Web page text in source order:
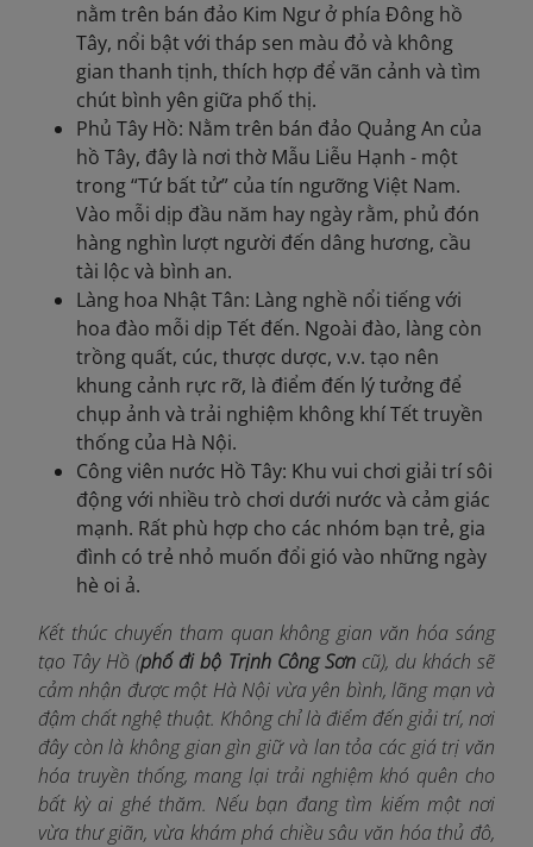
nằm trên bán đảo Kim Ngư ở phía Đông hồ
Tây, nổi bật với tháp sen màu đỏ và không
gian thanh tịnh, thích hợp để vãn cảnh và tìm
chút bình yên giữa phố thị.
Phủ Tây Hồ: Nằm trên bán đảo Quảng An của
hồ Tây, đây là nơi thờ Mẫu Liễu Hạnh - một
trong “Tứ bất tử” của tín ngưỡng Việt Nam.
Vào mỗi dịp đầu năm hay ngày rằm, phủ đón
hàng nghìn lượt người đến dâng hương, cầu
tài lộc và bình an.
Làng hoa Nhật Tân: Làng nghề nổi tiếng với
hoa đào mỗi dịp Tết đến. Ngoài đào, làng còn
trồng quất, cúc, thược dược, v.v. tạo nên
khung cảnh rực rỡ, là điểm đến lý tưởng để
chụp ảnh và trải nghiệm không khí Tết truyền
thống của Hà Nội.
Công viên nước Hồ Tây: Khu vui chơi giải trí sôi
động với nhiều trò chơi dưới nước và cảm giác
mạnh. Rất phù hợp cho các nhóm bạn trẻ, gia
đình có trẻ nhỏ muốn đổi gió vào những ngày
hè oi ả.
Kết thúc chuyến tham quan không gian văn hóa sáng
tạo Tây Hồ (phố đi bộ Trịnh Công Sơncũ), du khách sẽ
cảm nhận được một Hà Nội vừa yên bình, lãng mạn và
đậm chất nghệ thuật. Không chỉ là điểm đến giải trí, nơi
đây còn là không gian gìn giữ và lan tỏa các giá trị văn
hóa truyền thống, mang lại trải nghiệm khó quên cho
bất kỳ ai ghé thăm. Nếu bạn đang tìm kiếm một nơi
vừa thư giãn, vừa khám phá chiều sâu văn hóa thủ đô,